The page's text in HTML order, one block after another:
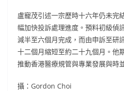
盧寵茂引述一宗歷時十六年仍未完
幅加快投訴處理進度。預料初級偵
減半至六個月完成，而由申訴至研
十二個月縮短至約二十九個月。他
推動香港醫療規管與專業發展與時
攝：Gordon Choi